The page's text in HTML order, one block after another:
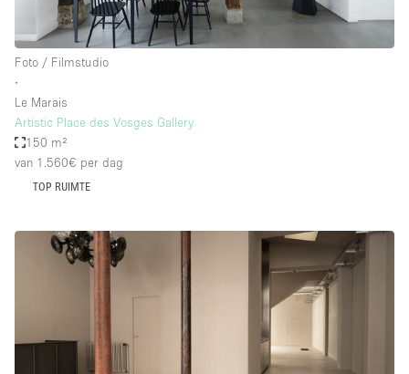
Foto / Filmstudio
∙
Le Marais
Artistic Place des Vosges Gallery
150 m²
van 1.560€ per dag
TOP RUIMTE